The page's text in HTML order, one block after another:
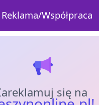
Reklama/Współpraca
się na